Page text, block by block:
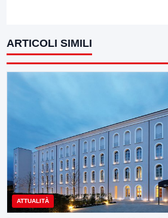
ARTICOLI SIMILI
ATTUALITÀ